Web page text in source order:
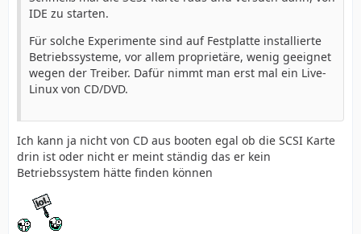
IDE zu starten.
Für solche Experimente sind auf Festplatte installierte
Betriebssysteme, vor allem proprietäre, wenig geeignet
wegen der Treiber. Dafür nimmt man erst mal ein Live-
Linux von CD/DVD.
Ich kann ja nicht von CD aus booten egal ob die SCSI Karte
drin ist oder nicht er meint ständig das er kein
Betriebssystem hätte finden können